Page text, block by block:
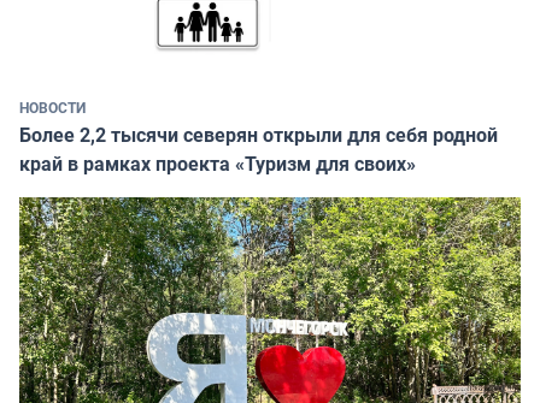
НОВОСТИ
Более 2,2 тысячи северян открыли для себя родной
край в рамках проекта «Туризм для своих»